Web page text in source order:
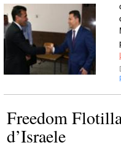
Freedom
d’Israele